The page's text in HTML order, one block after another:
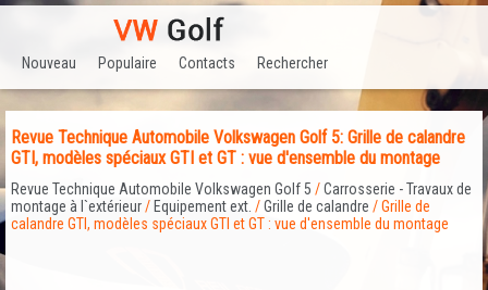
Nouveau Populaire Contacts Rechercher
Revue Technique Automobile Volkswagen Golf 5: Grille de calandre
GTI, modèles spéciaux GTI et GT : vue d'ensemble du montage
Revue Technique Automobile Volkswagen Golf 5 /Carrosserie - Travaux de
montage à l`extérieur/ Equipement ext. /Grille de calandre / Grille de
calandre GTI, modèles spéciaux GTI et GT : vue d'ensemble du montage